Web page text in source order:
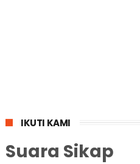
IKUTI KAMI
Suara Sikap